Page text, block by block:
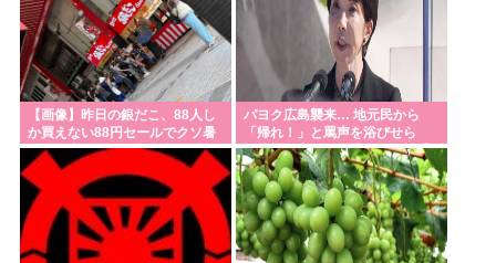
【画像】昨日の銀だこ、88人し
か買えない88円セールでクソ暑
いのに大行列をなす日本人がこ
れwww
パヨク広島襲来… 地元民から
「帰れ！」と罵声を浴びせら
れ、機動隊による排除後は拍手
も